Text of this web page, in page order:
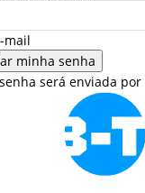
mail
será enviada